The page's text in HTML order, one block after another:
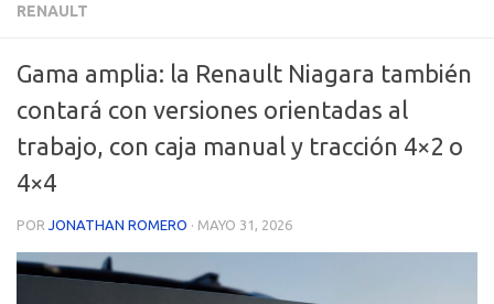
RENAULT
Gama amplia: la Renault Niagara también
contará con versiones orientadas al
trabajo, con caja manual y tracción 4×2 o
4×4
POR JONATHAN ROMERO · MAYO 31, 2026